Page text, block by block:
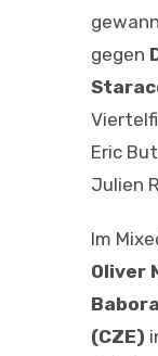
gegen
Eric
Julien
Im
Oliver
(CZE)